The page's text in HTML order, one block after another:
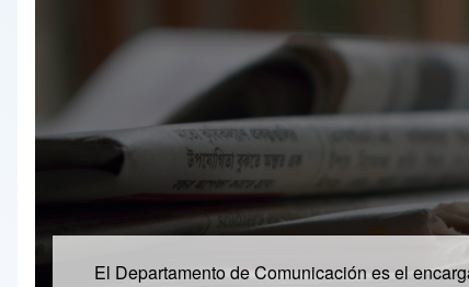
El Departamento de Comunicación es el